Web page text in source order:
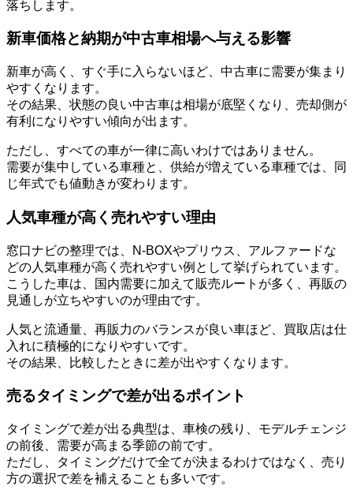
落ちします。
新車価格と納期が中古車相場へ与える影響
新車が高く、すぐ手に入らないほど、中古車に需要が集まり
やすくなります。
その結果、状態の良い中古車は相場が底堅くなり、売却側が
有利になりやすい傾向が出ます。
ただし、すべての車が一律に高いわけではありません。
需要が集中している車種と、供給が増えている車種では、同
じ年式でも値動きが変わります。
人気車種が高く売れやすい理由
窓口ナビの整理では、N-BOXやプリウス、アルファードな
どの人気車種が高く売れやすい例として挙げられています。
こうした車は、国内需要に加えて販売ルートが多く、再販の
見通しが立ちやすいのが理由です。
人気と流通量、再販力のバランスが良い車ほど、買取店は仕
入れに積極的になりやすいです。
その結果、比較したときに差が出やすくなります。
売るタイミングで差が出るポイント
タイミングで差が出る典型は、車検の残り、モデルチェンジ
の前後、需要が高まる季節の前です。
ただし、タイミングだけで全てが決まるわけではなく、売り
方の選択で差を補えることも多いです。